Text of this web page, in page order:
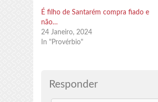
É filho de Santarém compra fiado e
não…
24 Janeiro, 2024
In "Provérbio"
Responder